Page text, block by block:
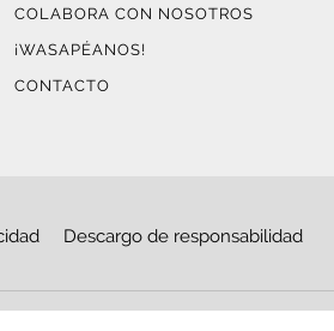
COLABORA CON NOSOTROS
¡WASAPÉANOS!
CONTACTO
Descargo de responsabilidad